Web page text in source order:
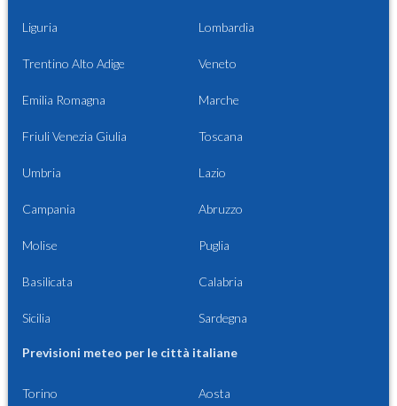
Liguria Lombardia
Trentino Alto Adige Veneto
Emilia Romagna Marche
Friuli Venezia Giulia Toscana
Umbria Lazio
Campania Abruzzo
Molise Puglia
Basilicata Calabria
Sicilia Sardegna
Previsioni meteo per le città italiane
Torino Aosta